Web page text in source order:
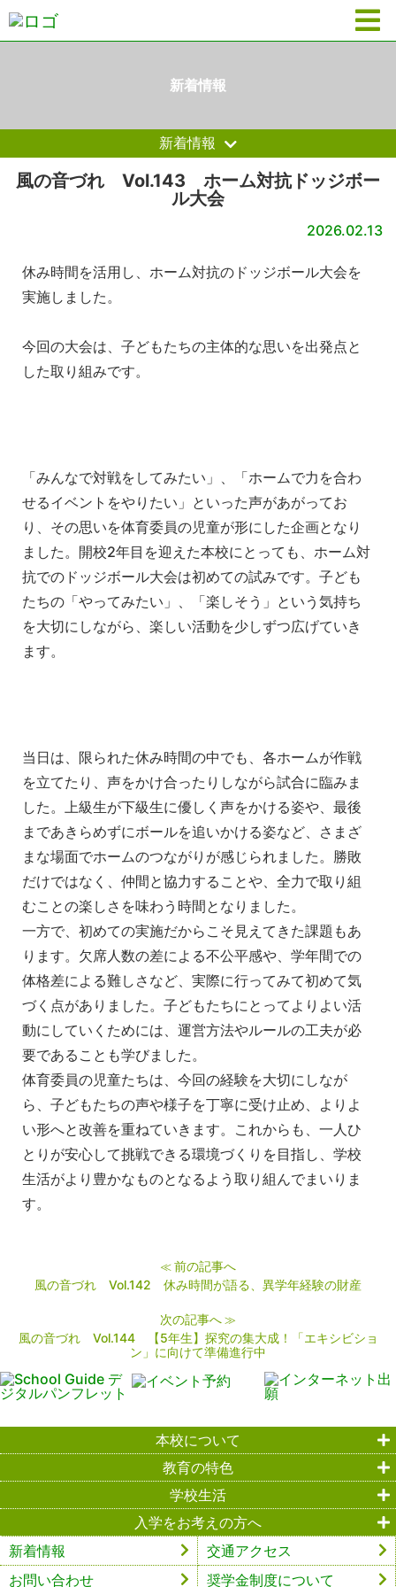
新着情報
新着情報
風の音づれ Vol.143 ホーム対抗ドッジボー
ル大会
2026.02.13
休み時間を活用し、ホーム対抗のドッジボール大会を
実施しました。
今回の大会は、子どもたちの主体的な思いを出発点と
した取り組みです。
「みんなで対戦をしてみたい」、「ホームで力を合わ
せるイベントをやりたい」といった声があがってお
り、その思いを体育委員の児童が形にした企画となり
ました。開校2年目を迎えた本校にとっても、ホーム対
抗でのドッジボール大会は初めての試みです。子ども
たちの「やってみたい」、「楽しそう」という気持ち
を大切にしながら、楽しい活動を少しずつ広げていき
ます。
当日は、限られた休み時間の中でも、各ホームが作戦
を立てたり、声をかけ合ったりしながら試合に臨みま
した。上級生が下級生に優しく声をかける姿や、最後
まであきらめずにボールを追いかける姿など、さまざ
まな場面でホームのつながりが感じられました。勝敗
だけではなく、仲間と協力することや、全力で取り組
むことの楽しさを味わう時間となりました。
一方で、初めての実施だからこそ見えてきた課題もあ
ります。欠席人数の差による不公平感や、学年間での
体格差による難しさなど、実際に行ってみて初めて気
づく点がありました。子どもたちにとってよりよい活
動にしていくためには、運営方法やルールの工夫が必
要であることも学びました。
体育委員の児童たちは、今回の経験を大切にしなが
ら、子どもたちの声や様子を丁寧に受け止め、よりよ
い形へと改善を重ねていきます。これからも、一人ひ
とりが安心して挑戦できる環境づくりを目指し、学校
生活がより豊かなものとなるよう取り組んでまいりま
す。
≪前の記事へ
風の音づれ Vol.142 休み時間が語る、異学年経験の財産
次の記事へ≫
風の音づれ Vol.144 【5年生】探究の集大成！「エキシビショ
ン」に向けて準備進行中
本校について
教育の特色
学校生活
入学をお考えの方へ
新着情報
交通アクセス
お問い合わせ
奨学金制度について